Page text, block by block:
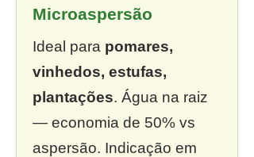
Microaspersão
Ideal para pomares,
vinhedos, estufas,
plantações. Água na raiz
— economia de 50% vs
aspersão. Indicação em